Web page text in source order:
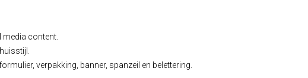
content.
verpakking, banner, spanzeil en belettering.